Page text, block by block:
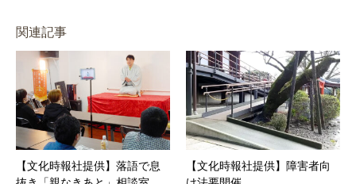
関連記事
【文化時報社提供】落語で息
【文化時報社提供】障害者向